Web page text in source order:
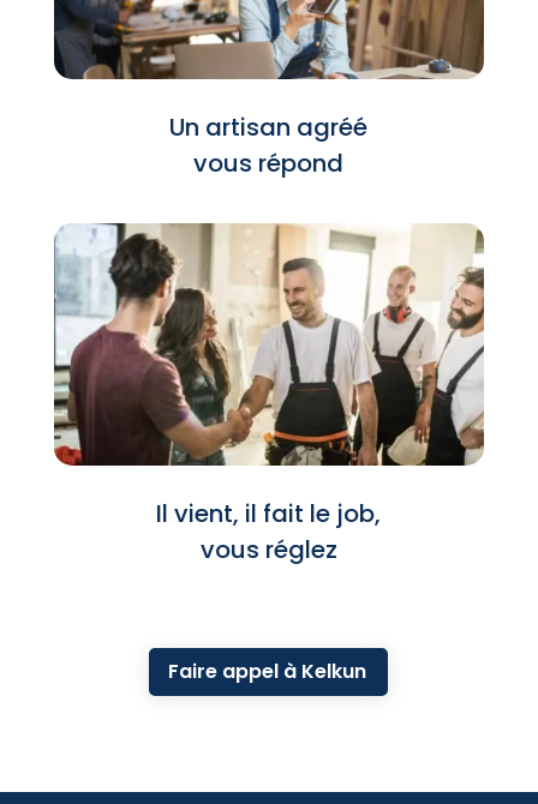
Un artisan agréé
vous répond
Il vient, il fait le job,
vous réglez
Faire appel à Kelkun